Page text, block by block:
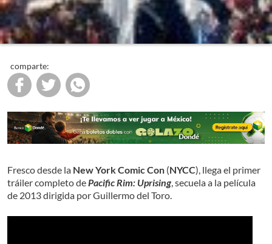
comparte:
Fresco desde la New York Comic Con (NYCC), llega el primer
tráiler completo de Pacific Rim: Uprising , secuela a la película
de 2013 dirigida por Guillermo del Toro.